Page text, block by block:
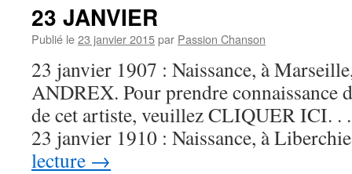
23 JANVIER
Publié le23 janvier 2015par Passion Chanson
23 janvier 1907 : Naissance, à
ANDREX. Pour prendre connaissance
de cet artiste, veuillez CLIQUER
23 janvier 1910 : Naissance, à
lecture →